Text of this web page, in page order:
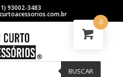
93002-3483
BUSCAR
0